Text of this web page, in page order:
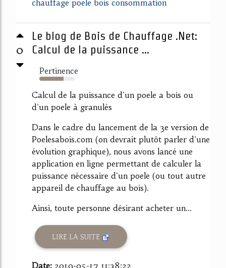
chauffage poele bois consommation
0
Le blog de Bois de Chauffage .Net:
Calcul de la puissance ...
Pertinence
69%
Calcul de la puissance d'un poele a bois ou
d'un poele à granulés
Dans le cadre du lancement de la 3e version de
Poelesabois.com (on devrait plutôt parler d'une
évolution graphique), nous avons lancé une
application en ligne permettant de calculer la
puissance nécessaire d'un poele (ou tout autre
appareil de chauffage au bois).
Ainsi, toute personne désirant acheter un...
LIRE LA SUITE
Date: 2019-05-17 11:38:22